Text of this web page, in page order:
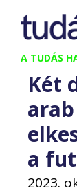
Kilépés
tartalomba
A TUDÁS
Két
a
2023.